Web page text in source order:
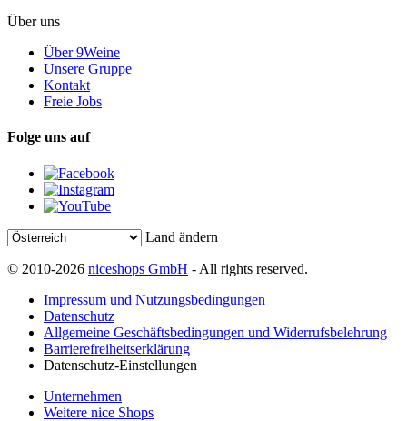
Über uns
Über 9Weine
Unsere Gruppe
Kontakt
Freie Jobs
Folge uns auf
Land ändern
© 2010-2026 niceshops GmbH - All rights reserved.
Impressum und Nutzungsbedingungen
Datenschutz
Allgemeine Geschäftsbedingungen und Widerrufsbelehrung
Barrierefreiheitserklärung
Datenschutz-Einstellungen
Unternehmen
Weitere nice Shops